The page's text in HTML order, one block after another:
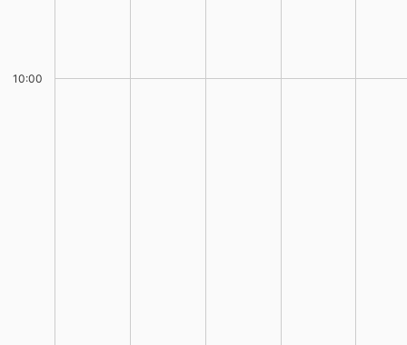
10:00